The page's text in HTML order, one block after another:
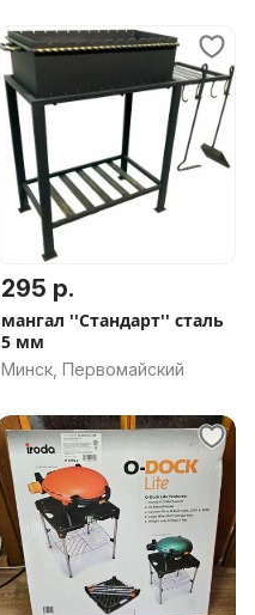
295 р.
мангал ''Стандарт'' сталь
5 мм
Минск, Первомайский